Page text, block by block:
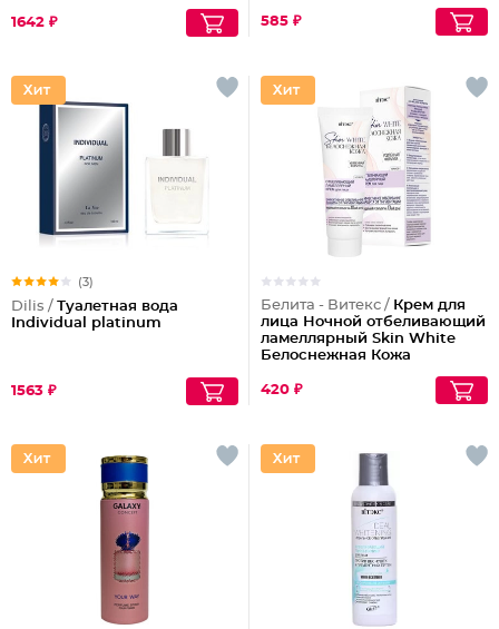
1642 ₽ 585 ₽
(3)
Dilis / Туалетная вода
Individual platinum
1563 ₽
Белита - Витекс / Крем для
лица Ночной отбеливающий
ламеллярный Skin White
Белоснежная Кожа
420 ₽